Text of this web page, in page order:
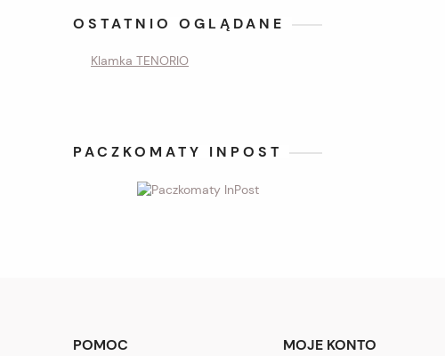
OSTATNIO OGLĄDANE
Klamka TENORIO
PACZKOMATY INPOST
POMOC MOJE KONTO